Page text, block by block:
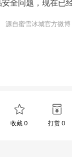
全问题，现在已
源自蜜雪冰城官方微博
收藏0 打赏 0